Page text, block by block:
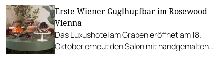
Gault&Millau war vor Ort.
Erste Wiener Guglhupfbar im Rosewood
Vienna
Das Luxushotel am Graben eröffnet am 18.
Oktober erneut den Salon mit handgemalten